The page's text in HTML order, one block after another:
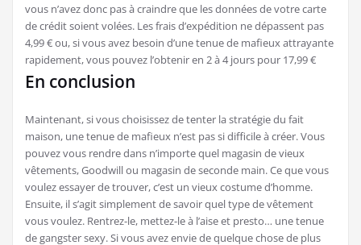
vous n’avez donc pas à craindre que les données de votre carte
de crédit soient volées. Les frais d’expédition ne dépassent pas
4,99 € ou, si vous avez besoin d’une tenue de mafieux attrayante
rapidement, vous pouvez l’obtenir en 2 à 4 jours pour 17,99 €
En conclusion
Maintenant, si vous choisissez de tenter la stratégie du fait
maison, une tenue de mafieux n’est pas si difficile à créer. Vous
pouvez vous rendre dans n’importe quel magasin de vieux
vêtements, Goodwill ou magasin de seconde main. Ce que vous
voulez essayer de trouver, c’est un vieux costume d’homme.
Ensuite, il s’agit simplement de savoir quel type de vêtement
vous voulez. Rentrez-le, mettez-le à l’aise et presto… une tenue
de gangster sexy. Si vous avez envie de quelque chose de plus